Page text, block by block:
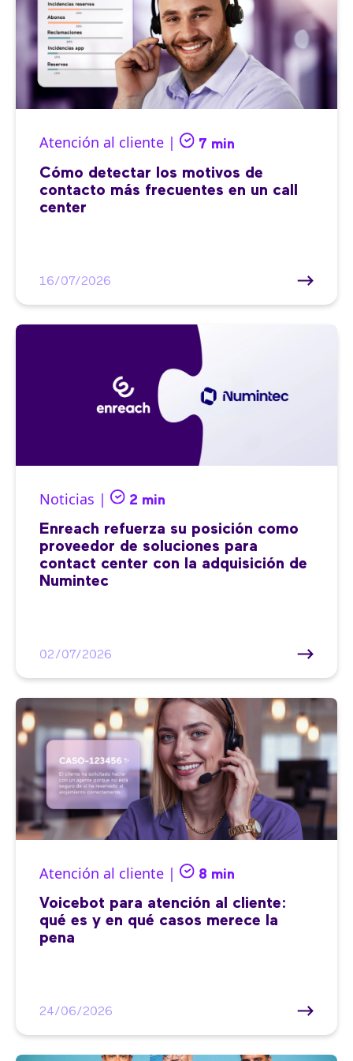
Atención al cliente | 7 min
Cómo detectar los motivos de
contacto más frecuentes en un call
center
16/07/2026
Noticias | 2 min
Enreach refuerza su posición como
proveedor de soluciones para
contact center con la adquisición de
Numintec
02/07/2026
Atención al cliente | 8 min
Voicebot para atención al cliente:
qué es y en qué casos merece la
pena
24/06/2026